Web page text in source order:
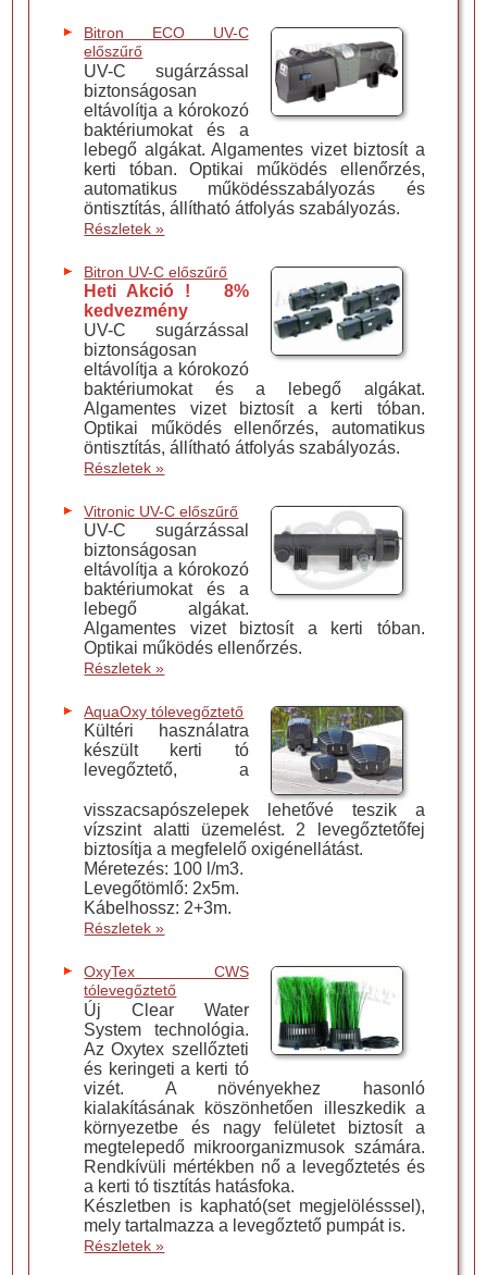
Bitron ECO UV-C
előszűrő
UV-C sugárzással
biztonságosan
eltávolítja a kórokozó
baktériumokat és a
lebegő algákat. Algamentes vizet biztosít a
kerti tóban. Optikai működés ellenőrzés,
automatikus működésszabályozás és
öntisztítás, állítható átfolyás szabályozás.
Részletek »
Bitron UV-C előszűrő
Heti Akció ! 8%
kedvezmény
UV-C sugárzással
biztonságosan
eltávolítja a kórokozó
baktériumokat és a lebegő algákat.
Algamentes vizet biztosít a kerti tóban.
Optikai működés ellenőrzés, automatikus
öntisztítás, állítható átfolyás szabályozás.
Részletek »
Vitronic UV-C előszűrő
UV-C sugárzással
biztonságosan
eltávolítja a kórokozó
baktériumokat és a
lebegő algákat.
Algamentes vizet biztosít a kerti tóban.
Optikai működés ellenőrzés.
Részletek »
AquaOxy tólevegőztető
Kültéri használatra
készült kerti tó
levegőztető, a
visszacsapószelepek lehetővé teszik a
vízszint alatti üzemelést. 2 levegőztetőfej
biztosítja a megfelelő oxigénellátást.
Méretezés: 100 l/m3.
Levegőtömlő: 2x5m.
Kábelhossz: 2+3m.
Részletek »
OxyTex CWS
tólevegőztető
Új Clear Water
System technológia.
Az Oxytex szellőzteti
és keringeti a kerti tó
vizét. A növényekhez hasonló
kialakításának köszönhetően illeszkedik a
környezetbe és nagy felületet biztosít a
megtelepedő mikroorganizmusok számára.
Rendkívüli mértékben nő a levegőztetés és
a kerti tó tisztítás hatásfoka.
Készletben is kapható(set megjelölésssel),
mely tartalmazza a levegőztető pumpát is.
Részletek »